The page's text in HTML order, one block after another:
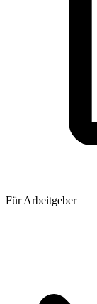
Für Arbeitgeber